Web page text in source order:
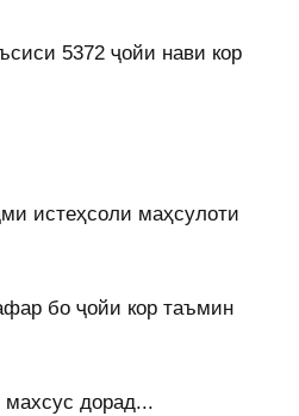
5372 ҷойи нави кор
истеҳсоли маҳсулоти
бо ҷойи кор таъмин
дорад...